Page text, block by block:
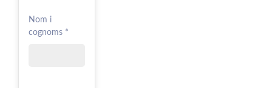
Nom i
cognoms *